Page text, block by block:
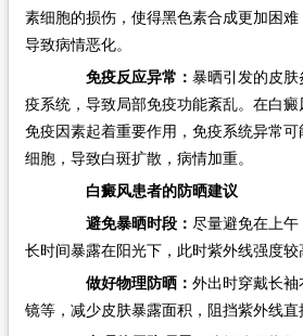
素细胞的损伤，使得黑色素合成更加困难
导致病情恶化。​
免疫反应异常： 暴晒引发的皮
疫系统，导致局部免疫功能紊乱。在白
免疫因素起着重要作用，免疫系统异常
细胞，导致白斑扩散，病情加重。​
白癜风患者的防晒建议​
避免暴晒时段： 尽量避免在上
长时间暴露在阳光下，此时紫外线强度较
做好物理防晒： 外出时穿戴长
镜等，减少皮肤暴露面积，阻挡紫外线直